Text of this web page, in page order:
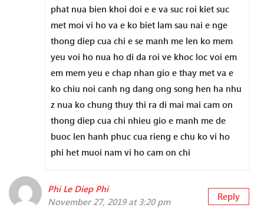
phat nua bien khoi doi e e va suc roi kiet suc
met moi vi ho va e ko biet lam sau nai e nge
thong diep cua chi e se manh me len ko mem
yeu voi ho nua ho di da roi ve khoc loc voi em
em mem yeu e chap nhan gio e thay met va e
ko chiu noi canh ng dang ong song hen ha nhu
z nua ko chung thuy thi ra di mai mai cam on
thong diep cua chi nhieu gio e manh me de
buoc len hanh phuc cua rieng e chu ko vi ho
phi het muoi nam vi ho cam on chi
Phi Le Diep Phi
November 27, 2019 at 3:20 pm
Reply